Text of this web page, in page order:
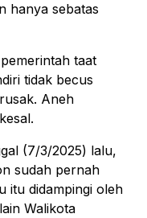
hanya sebatas
taat
tidak becus
Aneh
(7/3/2025) lalu,
sudah pernah
itu didampingi oleh
Walikota